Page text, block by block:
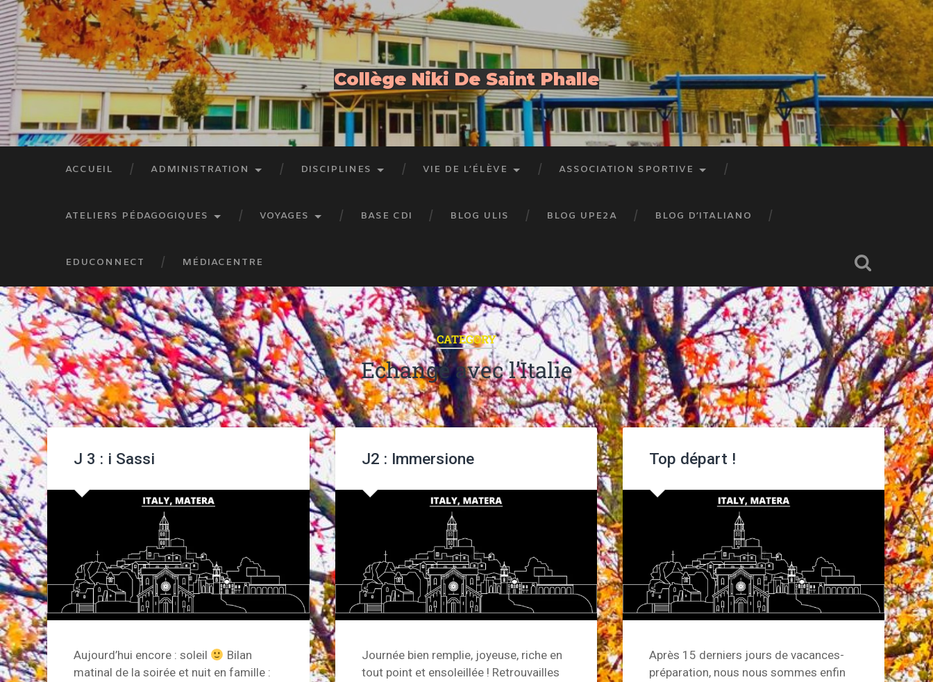
Collège Niki De Saint Phalle
ACCUEIL ADMINISTRATION DISCIPLINES VIE DE L’ÉLÈVE ASSOCIATION SPORTIVE
ATELIERS PÉDAGOGIQUES VOYAGES BASE CDI BLOG ULIS BLOG UPE2A BLOG D’ITALIANO
EDUCONNECT MÉDIACENTRE
CATEGORY
Echange avec l’Italie
J 3 : i Sassi
Aujourd’hui encore : soleil
Bilan
matinal de la soirée et nuit en famille :
J2 : Immersione
Journée bien remplie, joyeuse, riche en
tout point et ensoleillée ! Retrouvailles
Top départ !
Après 15 derniers jours de vacances-
préparation, nous nous sommes enfin